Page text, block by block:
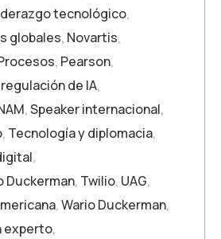
tecnológico,
globales, Novartis,
, Pearson,
regulación de IA,
,Speaker internacional,
, Tecnología y diplomacia,
,
Duckerman, Twilio, UAG,
,Wario Duckerman,
experto,